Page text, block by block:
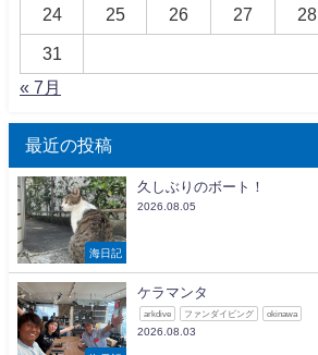
24 25 26 27 28
31
« 7月
最近の投稿
海日記
久しぶりのボート！
2026.08.05
ケラマンタ
arkdive ファンダイビング okinawa
2026.08.03